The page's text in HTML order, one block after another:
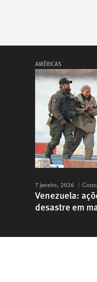
AMÉRICAS
7 janeiro, 2026
Venezuela:
desastre em